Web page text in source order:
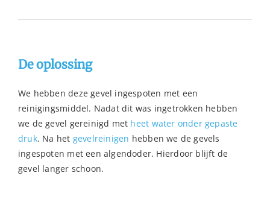
De oplossing
We hebben deze gevel ingespoten met een
reinigingsmiddel. Nadat dit was ingetrokken hebben
we de gevel gereinigd met heet water onder gepaste
druk. Na het gevelreinigen hebben we de gevels
ingespoten met een algendoder. Hierdoor blijft de
gevel langer schoon.